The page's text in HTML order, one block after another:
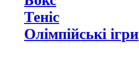
Теніс
Олімпійські ігри